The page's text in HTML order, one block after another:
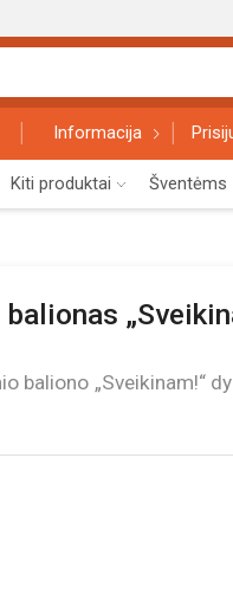
Informacija
Kiti produktai Šventėms
baliono „Sveikinam!“